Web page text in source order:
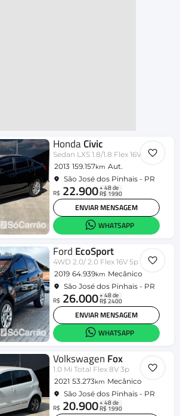
HondaCivic
Sedan LXS 1.8/1.8 Flex 16V Aut. 4p
2013 159.157km Aut.
São José dos Pinhais - PR
R$ 22.900+ 48 de
R$ 1990
ENVIAR MENSAGEM
WHATSAPP
Ford EcoSport
4WD 2.0/ 2.0 Flex 16V 5p
2019 64.939km Mecânico
São José dos Pinhais - PR
R$ 26.000+ 48 de
R$ 2400
ENVIAR MENSAGEM
WHATSAPP
Volkswagen Fox
1.0 Mi Total Flex 8V 3p
2021 53.273km Mecânico
São José dos Pinhais - PR
R$ 20.900+ 48 de
R$ 1990